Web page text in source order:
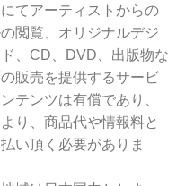
てアーティストからの
閲覧、オリジナルデジ
、CD、DVD、出版物な
販売を提供するサービ
テンツは有償であり、
り、商品代や情報料と
い頂く必要がありま